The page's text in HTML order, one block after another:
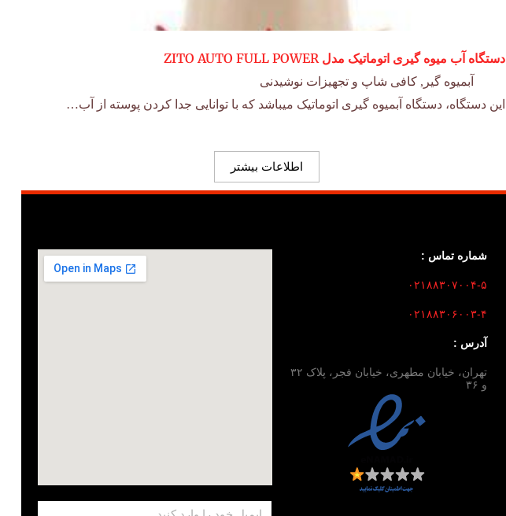
دستگاه آب میوه گیری اتوماتیک مدل ZITO AUTO FULL POWER
آبمیوه گیر , کافی شاپ و تجهیزات نوشیدنی
این دستگاه، دستگاه آبمیوه گیری اتوماتیک میباشد که با توانایی جدا کردن پوسته از آب…
اطلاعات بیشتر
شماره تماس :
۰۲۱۸۸۳۰۷۰۰۴-۵
۰۲۱۸۸۳۰۶۰۰۳-۴
آدرس :
تهران، خیابان مطهری، خیابان فجر، پلاک ۳۲
و ۳۶